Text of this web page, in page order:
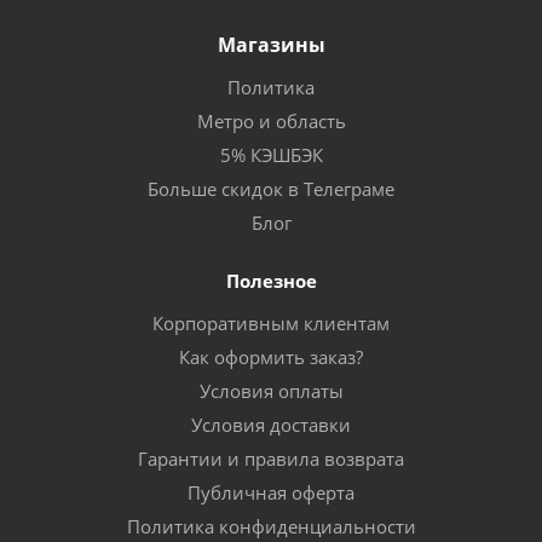
Магазины
Политика
Метро и область
5% КЭШБЭК
Больше скидок в Телеграме
Блог
Полезное
Корпоративным клиентам
Как оформить заказ?
Условия оплаты
Условия доставки
Гарантии и правила возврата
Публичная оферта
Политика конфиденциальности